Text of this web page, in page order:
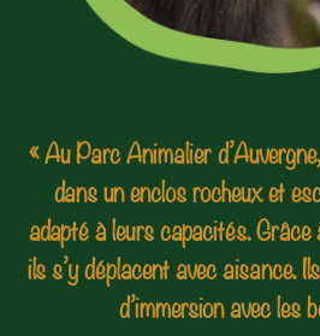
« Au Parc Animalier
dans un enclos rocheux et
adapté à leurs capacités.
ils s’y déplacent avec aisance.
d’immersion avec les